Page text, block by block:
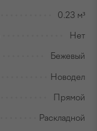
0.23 м³
Нет
Бежевый
Новодел
Прямой
Раскладной